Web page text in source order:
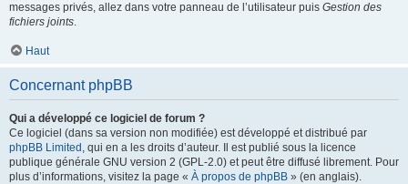
messages privés, allez dans votre panneau de l’utilisateur puis Gestion des
fichiers joints.
Haut
Concernant phpBB
Qui a développé ce logiciel de forum ?
Ce logiciel (dans sa version non modifiée) est développé et distribué par
phpBB Limited , qui en a les droits d’auteur. Il est publié sous la licence
publique générale GNU version 2 (GPL-2.0) et peut être diffusé librement. Pour
plus d’informations, visitez la page « À propos de phpBB » (en anglais).